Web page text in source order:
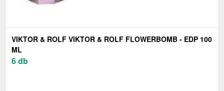
VIKTOR & ROLF VIKTOR & ROLF FLOWERBOMB - EDP 100
ML
6 db